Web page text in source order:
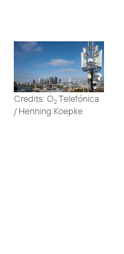
Credits: O2Telefónica
/ Henning Koepke